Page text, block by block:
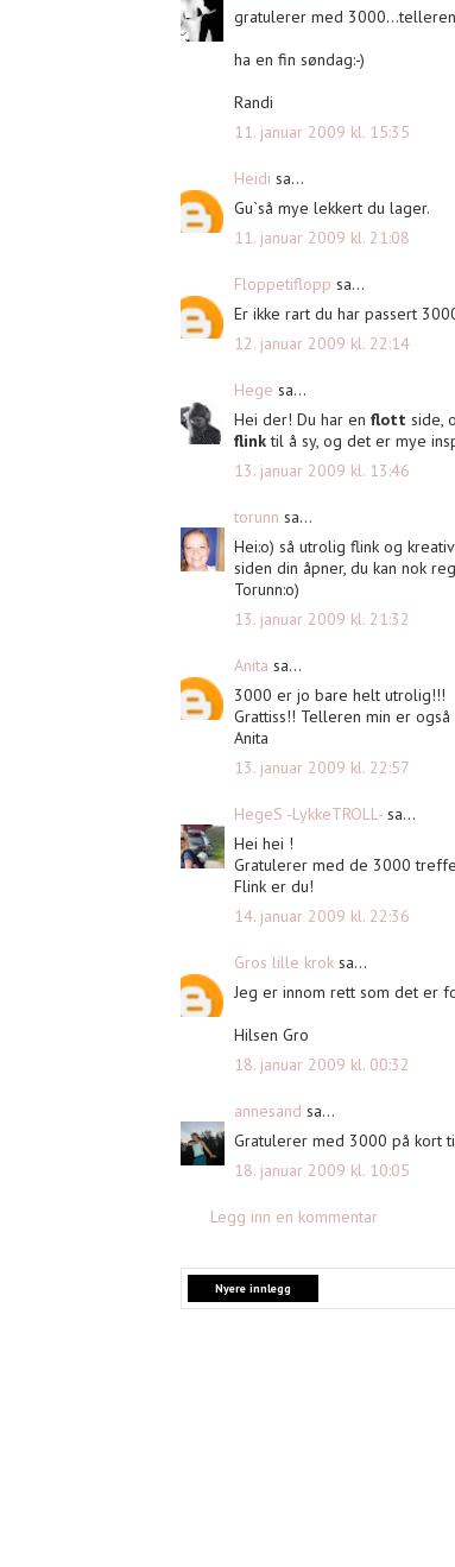
gratulerer med
ha en fin søndag:-)
Randi
11. januar 2009 kl. 15:35
Heidi sa...
Gu`så mye lekkert du lager.
11. januar 2009 kl. 21:08
Floppetiflopp sa...
Er ikke rart du har passert
12. januar 2009 kl. 22:14
Hege sa...
Hei der! Du har en flott side,
flinktil å sy, og det er mye
13. januar 2009 kl. 13:46
torunn sa...
Hei:o) så utrolig flink og
siden din åpner, du kan nok
Torunn:o)
13. januar 2009 kl. 21:32
Anita sa...
3000 er jo bare helt utrolig!!!
Grattiss!! Telleren min er
Anita
13. januar 2009 kl. 22:57
HegeS -LykkeTROLL- sa...
Hei hei !
Gratulerer med de 3000
Flink er du!
14. januar 2009 kl. 22:36
Gros lille krok sa...
Jeg er innom rett som det er
Hilsen Gro
18. januar 2009 kl. 00:32
annesand sa...
Gratulerer med 3000 på kort
18. januar 2009 kl. 10:05
Legg inn en kommentar
Nyere innlegg